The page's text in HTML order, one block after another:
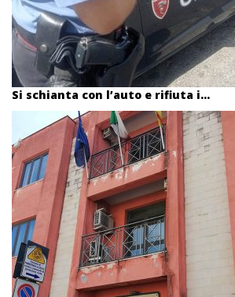
Si schianta con l’auto e rifiuta i...